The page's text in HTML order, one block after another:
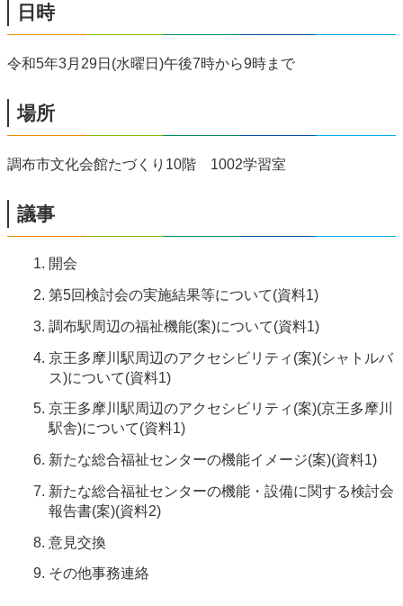
日時
令和5年3月29日(水曜日)午後7時から9時まで
場所
調布市文化会館たづくり10階 1002学習室
議事
開会
第5回検討会の実施結果等について(資料1)
調布駅周辺の福祉機能(案)について(資料1)
京王多摩川駅周辺のアクセシビリティ(案)(シャトルバ
ス)について(資料1)
京王多摩川駅周辺のアクセシビリティ(案)(京王多摩川
駅舎)について(資料1)
新たな総合福祉センターの機能イメージ(案)(資料1)
新たな総合福祉センターの機能・設備に関する検討会
報告書(案)(資料2)
意見交換
その他事務連絡